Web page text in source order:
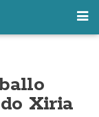
Xiria